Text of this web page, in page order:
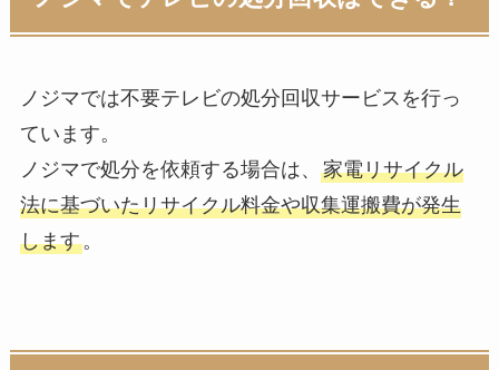
ノジマでは不要テレビの処分回収サービスを行っ
ています。
ノジマで処分を依頼する場合は、 家電リサイクル
法に基づいたリサイクル料金や収集運搬費が発生
します。